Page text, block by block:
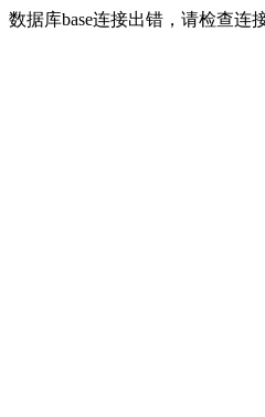
数据库base连接出错，请检查连